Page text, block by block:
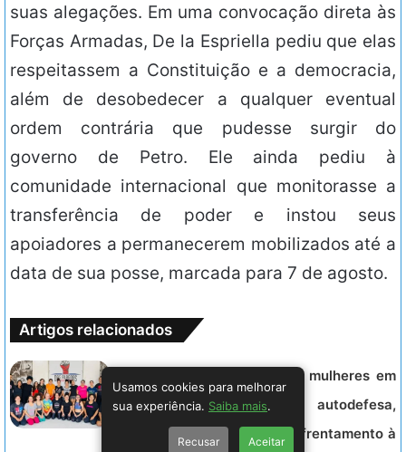
suas alegações. Em uma convocação direta às
Forças Armadas, De la Espriella pediu que elas
respeitassem a Constituição e a democracia,
além de desobedecer a qualquer eventual
ordem contrária que pudesse surgir do
governo de Petro. Ele ainda pediu à
comunidade internacional que monitorasse a
transferência de poder e instou seus
apoiadores a permanecerem mobilizados até a
data de sua posse, marcada para 7 de agosto.
Artigos relacionados
Projeto Arretadas empodera mulheres em
Alagoas com jiu-jítsu e autodefesa,
promovendo autonomia e enfrentamento à
Usamos cookies para melhorar
sua experiência. Saiba mais.
Recusar Aceitar